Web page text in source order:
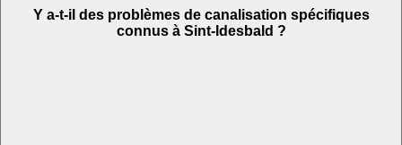
Y a-t-il des problèmes de canalisation spécifiques
connus à Sint-Idesbald ?